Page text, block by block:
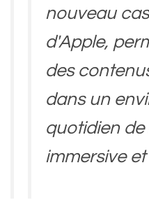
nouveau
d'Apple,
des
dans un
quotidien de
immersive